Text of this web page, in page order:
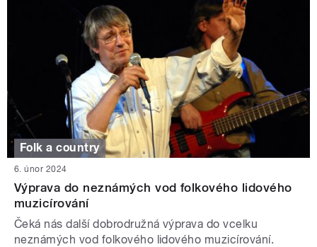
Folk a country
6. únor 2024
Výprava do neznámých vod folkového lidového
muzicírování
Čeká nás další dobrodružná výprava do vcelku
neznámých vod folkového lidového muzicírování.